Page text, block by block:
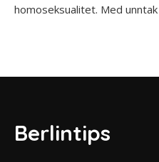
homoseksualitet. Med
Berlintips